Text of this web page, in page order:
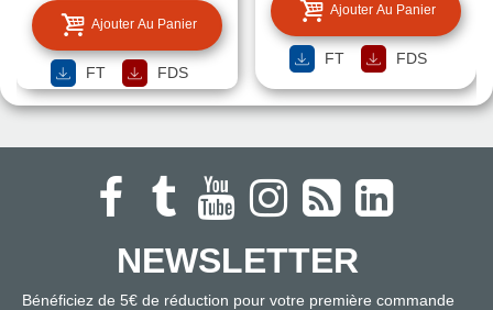
Ajouter Au Panier
FT FDS
Ajouter Au Panier
FT FDS
NEWSLETTER
Bénéficiez de 5€ de réduction pour votre première commande